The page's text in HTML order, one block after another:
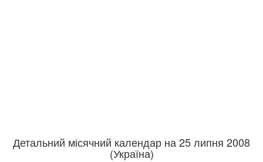
Детальний місячний календар на 25 липня 2008
(Україна)